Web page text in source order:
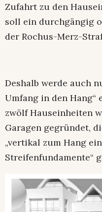
Zufahrt zu den
soll ein durchgängig
der Rochus-Merz-
Deshalb werde auch
Umfang in den
zwölf Hauseinheiten
Garagen gegründet,
„vertikal zum Hang
Streifenfundamente“